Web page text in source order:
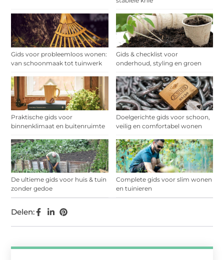
Gids voor probleemloos wonen:
van schoonmaak tot tuinwerk
Gids & checklist voor
onderhoud, styling en groen
Praktische gids voor
binnenklimaat en buitenruimte
Doelgerichte gids voor schoon,
veilig en comfortabel wonen
De ultieme gids voor huis & tuin
zonder gedoe
Complete gids voor slim wonen
en tuinieren
Delen: